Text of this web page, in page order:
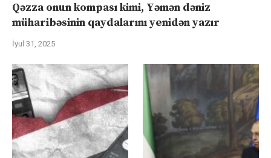
Qəzza onun kompası kimi, Yəmən dəniz
müharibəsinin qaydalarını yenidən yazır
İyul 31, 2025